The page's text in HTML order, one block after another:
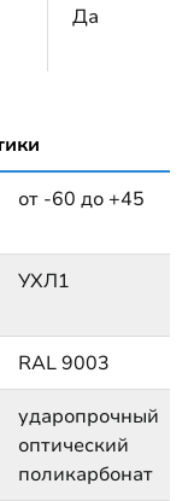
Да
от -60 до +45
УХЛ1
RAL 9003
ударопрочный
оптический
поликарбонат